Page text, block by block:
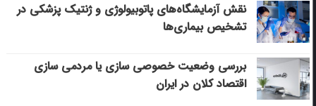
نقش آزمایشگاه‌های پاتوبیولوژی و ژنتیک پزشکی در
تشخیص بیماری‌ها
بررسی وضعیت خصوصی سازی یا مردمی سازی
اقتصاد کلان در ایران